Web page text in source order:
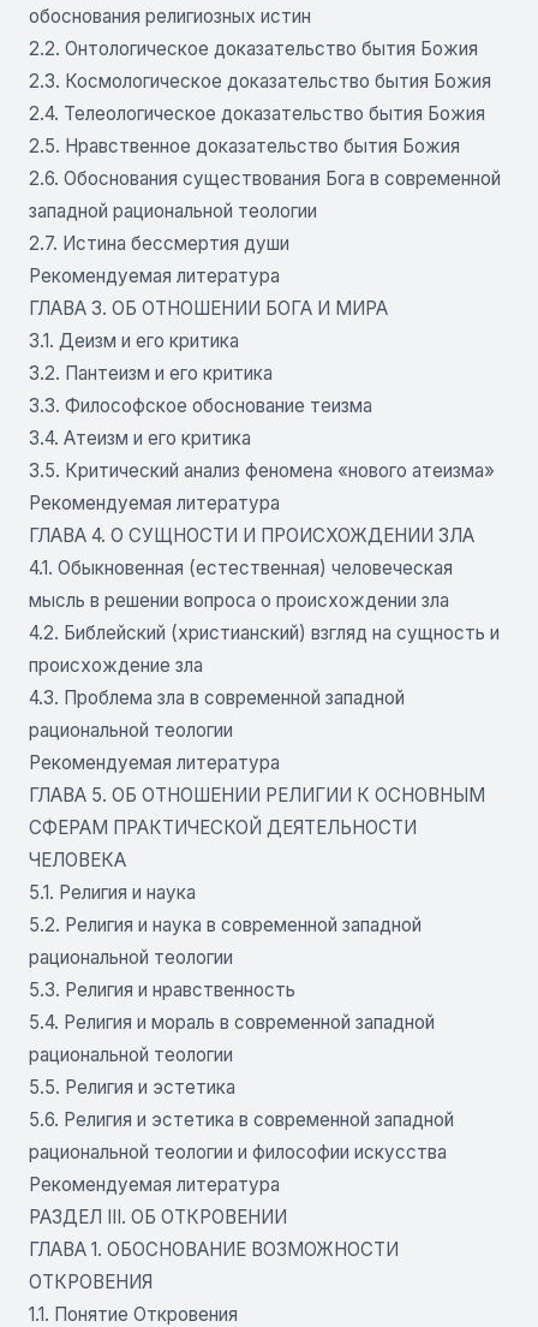
обоснования религиозных истин
2.2. Онтологическое доказательство бытия Божия
2.3. Космологическое доказательство бытия Божия
2.4. Телеологическое доказательство бытия Божия
2.5. Нравственное доказательство бытия Божия
2.6. Обоснования существования Бога в современной
западной рациональной теологии
2.7. Истина бессмертия души
Рекомендуемая литература
ГЛАВА 3. ОБ ОТНОШЕНИИ БОГА И МИРА
3.1. Деизм и его критика
3.2. Пантеизм и его критика
3.3. Философское обоснование теизма
3.4. Атеизм и его критика
3.5. Критический анализ феномена «нового атеизма»
Рекомендуемая литература
ГЛАВА 4. О СУЩНОСТИ И ПРОИСХОЖДЕНИИ ЗЛА
4.1. Обыкновенная (естественная) человеческая
мысль в решении вопроса о происхождении зла
4.2. Библейский (христианский) взгляд на сущность и
происхождение зла
4.3. Проблема зла в современной западной
рациональной теологии
Рекомендуемая литература
ГЛАВА 5. ОБ ОТНОШЕНИИ РЕЛИГИИ К ОСНОВНЫМ
СФЕРАМ ПРАКТИЧЕСКОЙ ДЕЯТЕЛЬНОСТИ
ЧЕЛОВЕКА
5.1. Религия и наука
5.2. Религия и наука в современной западной
рациональной теологии
5.3. Религия и нравственность
5.4. Религия и мораль в современной западной
рациональной теологии
5.5. Религия и эстетика
5.6. Религия и эстетика в современной западной
рациональной теологии и философии искусства
Рекомендуемая литература
РАЗДЕЛ III. ОБ ОТКРОВЕНИИ
ГЛАВА 1. ОБОСНОВАНИЕ ВОЗМОЖНОСТИ
ОТКРОВЕНИЯ
1.1. Понятие Откровения